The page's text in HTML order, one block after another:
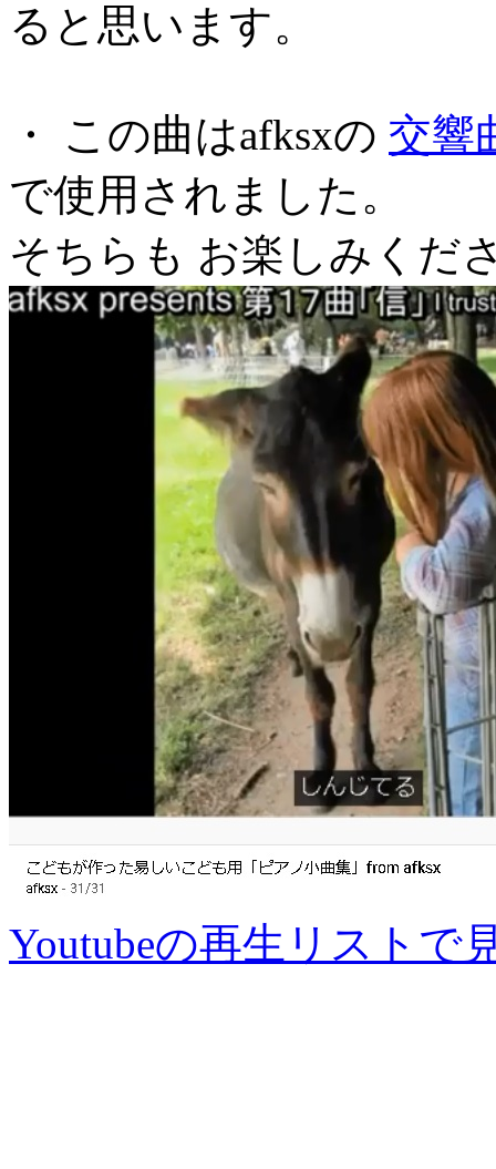
ると思います。
・ この曲はafksxの 交響
で使用されました。
そちらも お楽しみくだ
Youtubeの再生リストで